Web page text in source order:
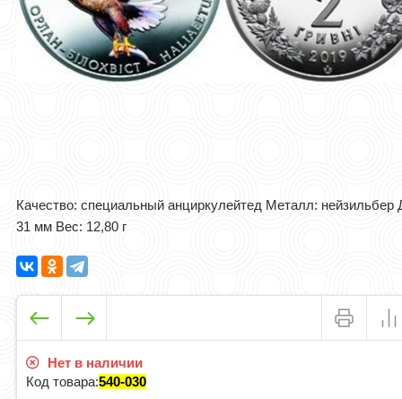
Качество: специальный анциркулейтед Металл: нейзильбер
31 мм Вес: 12,80 г
Нет в наличии
Код товара:540-030